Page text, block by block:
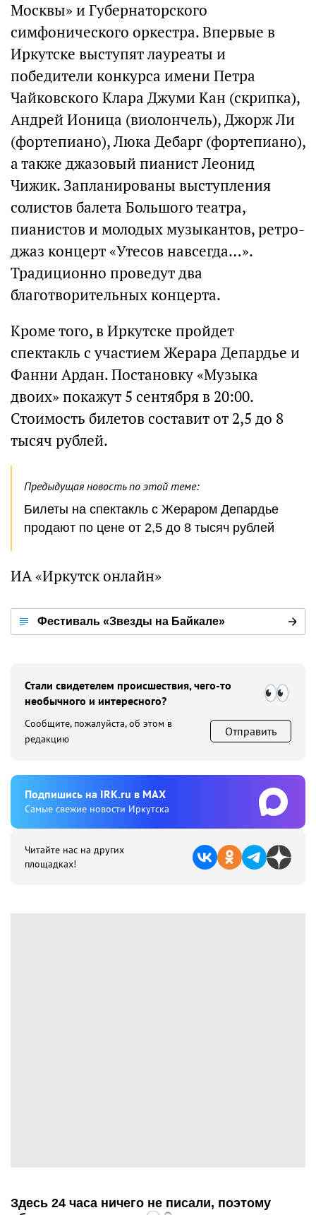
Москвы» и Губернаторского
симфонического оркестра. Впервые в
Иркутске выступят лауреаты и
победители конкурса имени Петра
Чайковского Клара Джуми Кан (скрипка),
Андрей Ионица (виолончель), Джорж Ли
(фортепиано), Люка Дебарг (фортепиано),
а также джазовый пианист Леонид
Чижик. Запланированы выступления
солистов балета Большого театра,
пианистов и молодых музыкантов, ретро-
джаз концерт «Утесов навсегда…».
Традиционно проведут два
благотворительных концерта.
Кроме того, в Иркутске пройдет
спектакль с участием Жерара Депардье и
Фанни Ардан. Постановку «Музыка
двоих» покажут 5 сентября в 20:00.
Стоимость билетов составит от 2,5 до 8
тысяч рублей.
Предыдущая новость по этой теме:
Билеты на спектакль с Жераром Депардье
продают по цене от 2,5 до 8 тысяч рублей
ИА «Иркутск онлайн»
Фестиваль «Звезды на Байкале»
Стали свидетелем происшествия, чего-то
необычного и интересного?
Сообщите, пожалуйста, об этом в
редакцию
Отправить
Подпишиcь на IRK.ru в MAX
Cамые свежие новости Иркутска
Читайте нас на других
площадках!
Здесь 24 часа ничего не писали, поэтому